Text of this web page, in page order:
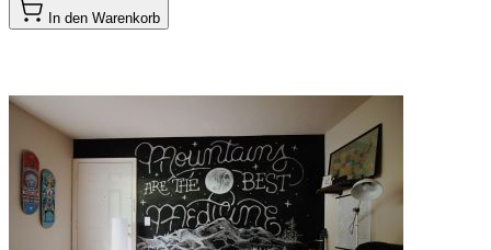
In den Warenkorb